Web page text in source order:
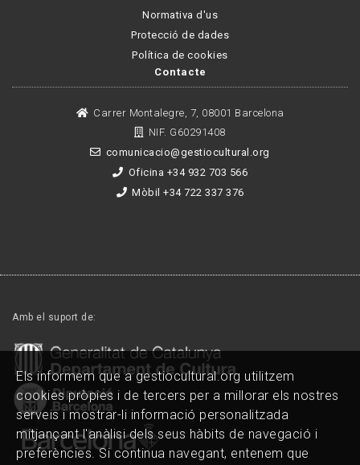
Normativa d'us
Protecció de dades
Política de cookies
Contacte
Carrer Montalegre, 7, 08001 Barcelona
NIF. G60291408
comunicacio@gestiocultural.org
Oficina +34 932 703 566
Mòbil +34 722 337 376
Amb el suport de:
Els informem que a gestiocultural.org utilitzem
cookies pròpies i de tercers per a millorar els nostres
serveis i mostrar-li informació personalitzada
mitjançant l'anàlisi dels seus hàbits de navegació i
preferències. Si continua navegant, entenem que